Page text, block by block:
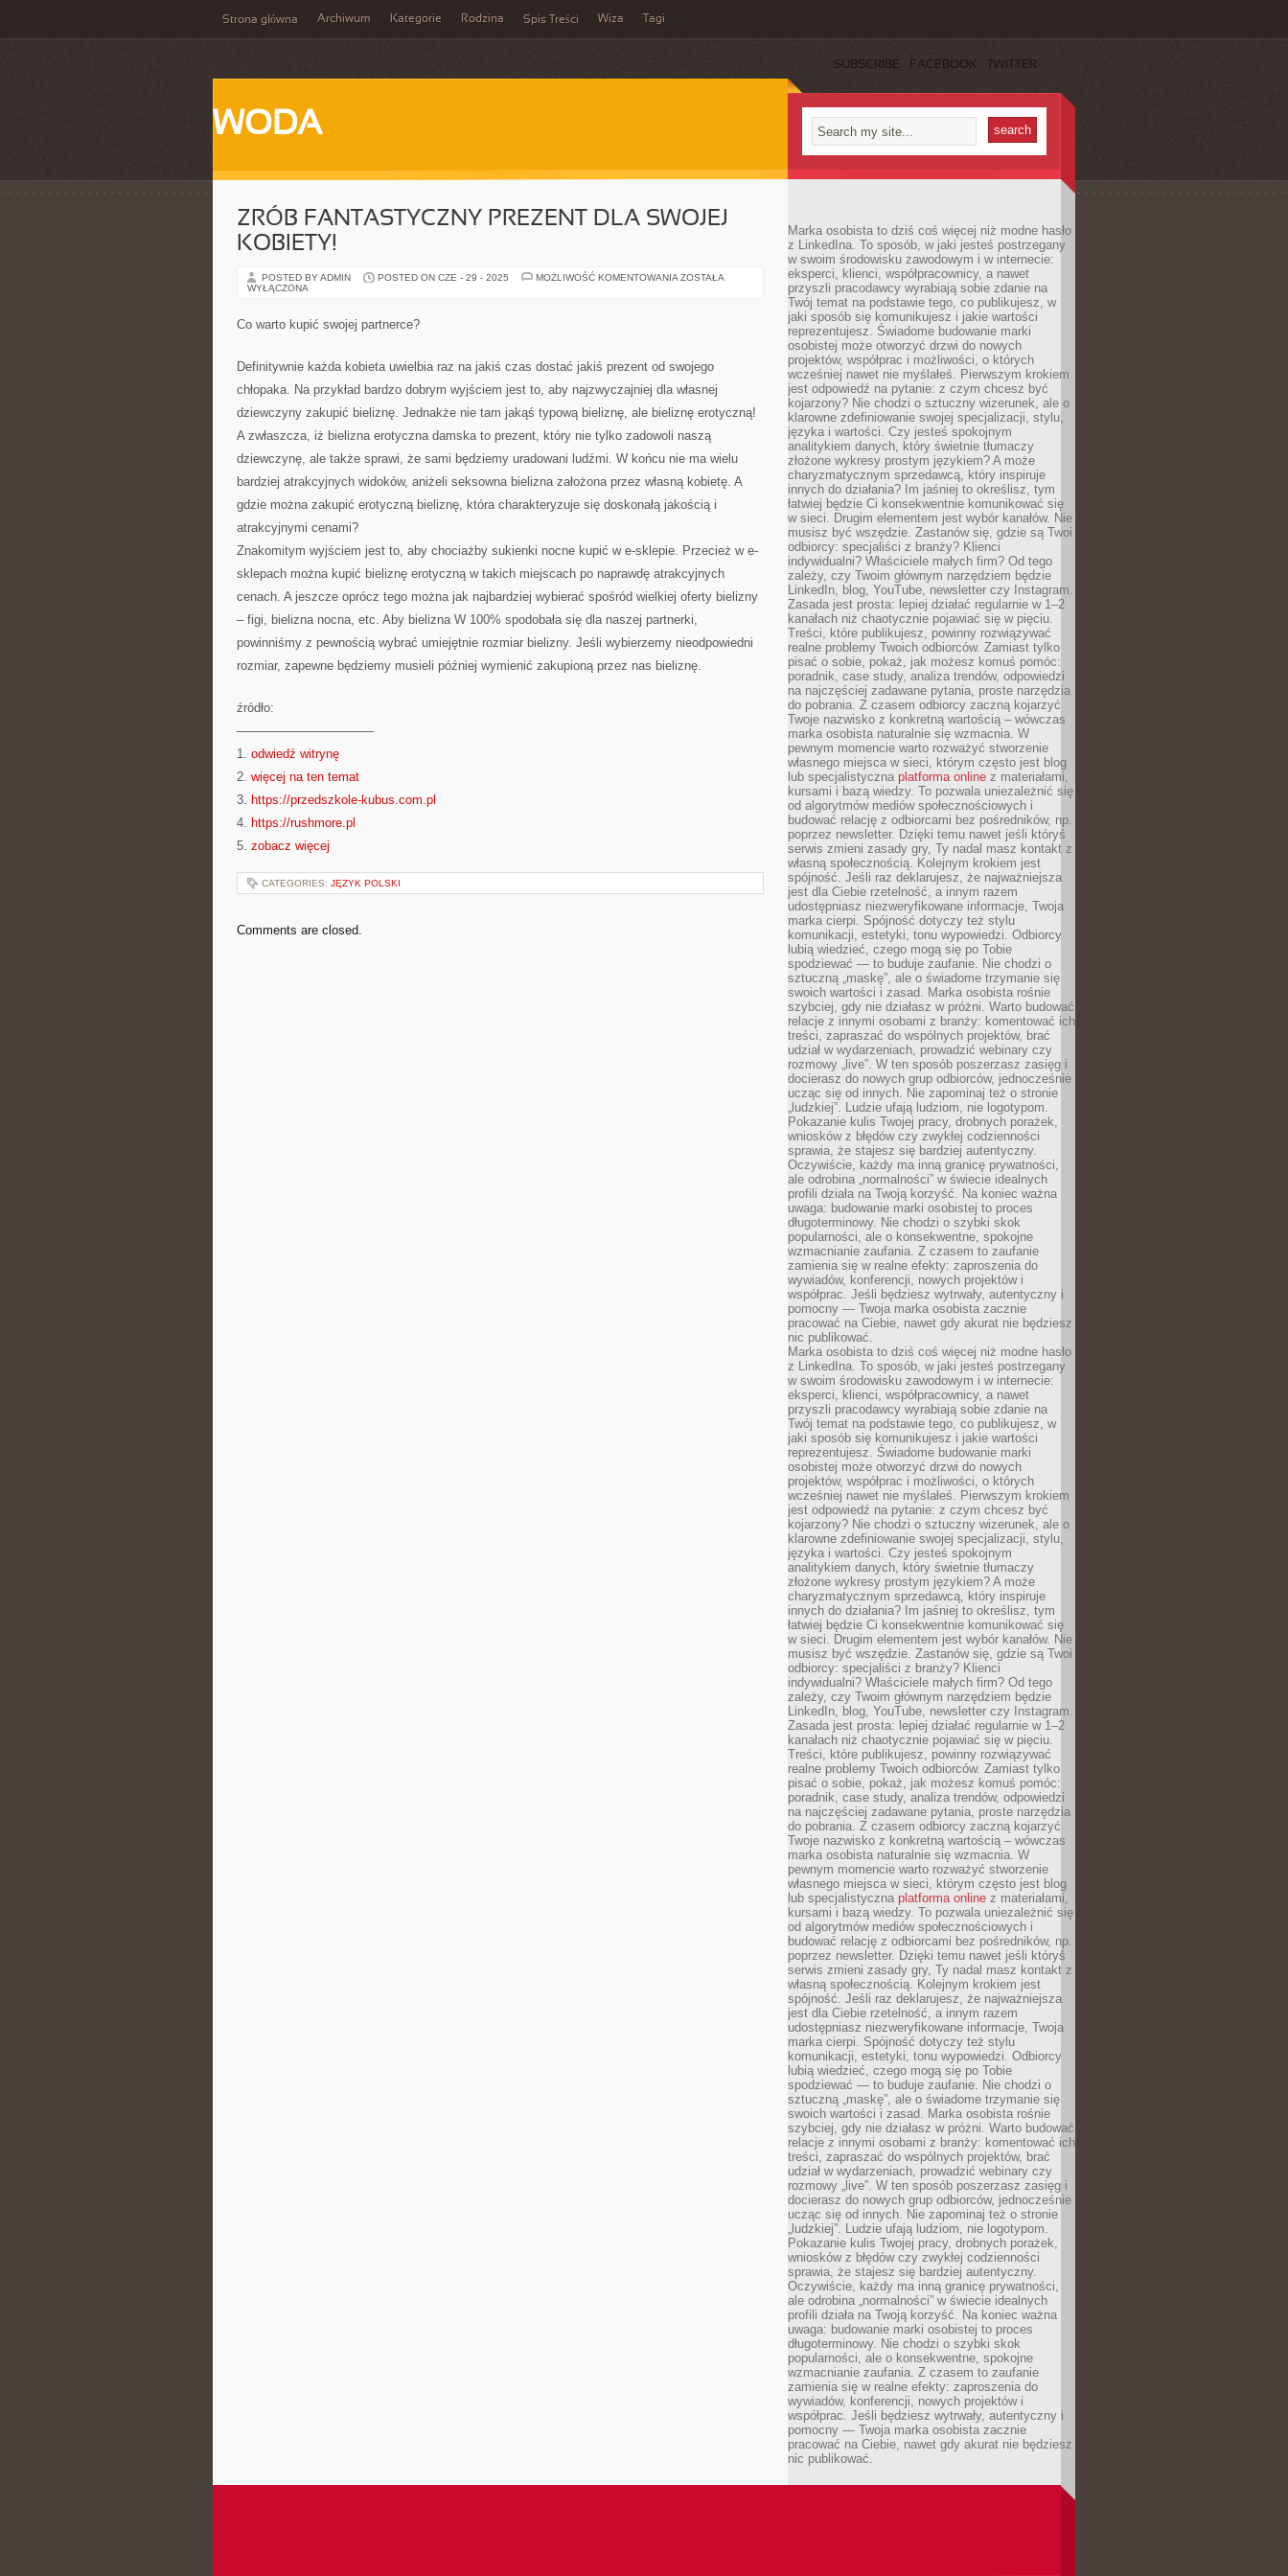
Strona główna Archiwum Kategorie Rodzina Spis Treści Wiza Tagi
SUBSCRIBE FACEBOOK TWITTER
WODA
ZRÓB FANTASTYCZNY PREZENT DLA SWOJEJ
KOBIETY!
POSTED BY ADMIN POSTED ON CZE - 29 - 2025 MOŻLIWOŚĆ KOMENTOWANIA ZRÓB
ZOSTAŁA
WYŁĄCZONA
Co warto kupić swojej partnerce?
Definitywnie każda kobieta uwielbia raz na jakiś czas dostać jakiś prezent od swojego
chłopaka. Na przykład bardzo dobrym wyjściem jest to, aby najzwyczajniej dla własnej
dziewczyny zakupić bieliznę. Jednakże nie tam jakąś typową bieliznę, ale bieliznę erotyczną!
A zwłaszcza, iż bielizna erotyczna damska to prezent, który nie tylko zadowoli naszą
dziewczynę, ale także sprawi, że sami będziemy uradowani ludźmi. W końcu nie ma wielu
bardziej atrakcyjnych widoków, aniżeli seksowna bielizna założona przez własną kobietę. A
gdzie można zakupić erotyczną bieliznę, która charakteryzuje się doskonałą jakością i
atrakcyjnymi cenami?
Znakomitym wyjściem jest to, aby chociażby sukienki nocne kupić w e-sklepie. Przecież w e-
sklepach można kupić bieliznę erotyczną w takich miejscach po naprawdę atrakcyjnych
cenach. A jeszcze oprócz tego można jak najbardziej wybierać spośród wielkiej oferty bielizny
– figi, bielizna nocna, etc. Aby bielizna W 100% spodobała się dla naszej partnerki,
powinniśmy z pewnością wybrać umiejętnie rozmiar bielizny. Jeśli wybierzemy nieodpowiedni
rozmiar, zapewne będziemy musieli później wymienić zakupioną przez nas bieliznę.
źródło:
———————————
1. odwiedź witrynę
2. więcej na ten temat
3. https://przedszkole-kubus.com.pl
4. https://rushmore.pl
5. zobacz więcej
CATEGORIES: JĘZYK POLSKI
Comments are closed.
Marka osobista to dziś coś więcej niż modne hasło
z LinkedIna. To sposób, w jaki jesteś postrzegany
w swoim środowisku zawodowym i w internecie:
eksperci, klienci, współpracownicy, a nawet
przyszli pracodawcy wyrabiają sobie zdanie na
Twój temat na podstawie tego, co publikujesz, w
jaki sposób się komunikujesz i jakie wartości
reprezentujesz. Świadome budowanie marki
osobistej może otworzyć drzwi do nowych
projektów, współprac i możliwości, o których
wcześniej nawet nie myślałeś. Pierwszym krokiem
jest odpowiedź na pytanie: z czym chcesz być
kojarzony? Nie chodzi o sztuczny wizerunek, ale o
klarowne zdefiniowanie swojej specjalizacji, stylu,
języka i wartości. Czy jesteś spokojnym
analitykiem danych, który świetnie tłumaczy
złożone wykresy prostym językiem? A może
charyzmatycznym sprzedawcą, który inspiruje
innych do działania? Im jaśniej to określisz, tym
łatwiej będzie Ci konsekwentnie komunikować się
w sieci. Drugim elementem jest wybór kanałów. Nie
musisz być wszędzie. Zastanów się, gdzie są Twoi
odbiorcy: specjaliści z branży? Klienci
indywidualni? Właściciele małych firm? Od tego
zależy, czy Twoim głównym narzędziem będzie
LinkedIn, blog, YouTube, newsletter czy Instagram.
Zasada jest prosta: lepiej działać regularnie w 1–2
kanałach niż chaotycznie pojawiać się w pięciu.
Treści, które publikujesz, powinny rozwiązywać
realne problemy Twoich odbiorców. Zamiast tylko
pisać o sobie, pokaż, jak możesz komuś pomóc:
poradnik, case study, analiza trendów, odpowiedzi
na najczęściej zadawane pytania, proste narzędzia
do pobrania. Z czasem odbiorcy zaczną kojarzyć
Twoje nazwisko z konkretną wartością – wówczas
marka osobista naturalnie się wzmacnia. W
pewnym momencie warto rozważyć stworzenie
własnego miejsca w sieci, którym często jest blog
lub specjalistyczna platforma online z materiałami,
kursami i bazą wiedzy. To pozwala uniezależnić się
od algorytmów mediów społecznościowych i
budować relację z odbiorcami bez pośredników, np.
poprzez newsletter. Dzięki temu nawet jeśli któryś
serwis zmieni zasady gry, Ty nadal masz kontakt z
własną społecznością. Kolejnym krokiem jest
spójność. Jeśli raz deklarujesz, że najważniejsza
jest dla Ciebie rzetelność, a innym razem
udostępniasz niezweryfikowane informacje, Twoja
marka cierpi. Spójność dotyczy też stylu
komunikacji, estetyki, tonu wypowiedzi. Odbiorcy
lubią wiedzieć, czego mogą się po Tobie
spodziewać — to buduje zaufanie. Nie chodzi o
sztuczną „maskę”, ale o świadome trzymanie się
swoich wartości i zasad. Marka osobista rośnie
szybciej, gdy nie działasz w próżni. Warto budować
relacje z innymi osobami z branży: komentować ich
treści, zapraszać do wspólnych projektów, brać
udział w wydarzeniach, prowadzić webinary czy
rozmowy „live”. W ten sposób poszerzasz zasięg i
docierasz do nowych grup odbiorców, jednocześnie
ucząc się od innych. Nie zapominaj też o stronie
„ludzkiej”. Ludzie ufają ludziom, nie logotypom.
Pokazanie kulis Twojej pracy, drobnych porażek,
wniosków z błędów czy zwykłej codzienności
sprawia, że stajesz się bardziej autentyczny.
Oczywiście, każdy ma inną granicę prywatności,
ale odrobina „normalności” w świecie idealnych
profili działa na Twoją korzyść. Na koniec ważna
uwaga: budowanie marki osobistej to proces
długoterminowy. Nie chodzi o szybki skok
popularności, ale o konsekwentne, spokojne
wzmacnianie zaufania. Z czasem to zaufanie
zamienia się w realne efekty: zaproszenia do
wywiadów, konferencji, nowych projektów i
współprac. Jeśli będziesz wytrwały, autentyczny i
pomocny — Twoja marka osobista zacznie
pracować na Ciebie, nawet gdy akurat nie będziesz
nic publikować.
Marka osobista to dziś coś więcej niż modne hasło
z LinkedIna. To sposób, w jaki jesteś postrzegany
w swoim środowisku zawodowym i w internecie:
eksperci, klienci, współpracownicy, a nawet
przyszli pracodawcy wyrabiają sobie zdanie na
Twój temat na podstawie tego, co publikujesz, w
jaki sposób się komunikujesz i jakie wartości
reprezentujesz. Świadome budowanie marki
osobistej może otworzyć drzwi do nowych
projektów, współprac i możliwości, o których
wcześniej nawet nie myślałeś. Pierwszym krokiem
jest odpowiedź na pytanie: z czym chcesz być
kojarzony? Nie chodzi o sztuczny wizerunek, ale o
klarowne zdefiniowanie swojej specjalizacji, stylu,
języka i wartości. Czy jesteś spokojnym
analitykiem danych, który świetnie tłumaczy
złożone wykresy prostym językiem? A może
charyzmatycznym sprzedawcą, który inspiruje
innych do działania? Im jaśniej to określisz, tym
łatwiej będzie Ci konsekwentnie komunikować się
w sieci. Drugim elementem jest wybór kanałów. Nie
musisz być wszędzie. Zastanów się, gdzie są Twoi
odbiorcy: specjaliści z branży? Klienci
indywidualni? Właściciele małych firm? Od tego
zależy, czy Twoim głównym narzędziem będzie
LinkedIn, blog, YouTube, newsletter czy Instagram.
Zasada jest prosta: lepiej działać regularnie w 1–2
kanałach niż chaotycznie pojawiać się w pięciu.
Treści, które publikujesz, powinny rozwiązywać
realne problemy Twoich odbiorców. Zamiast tylko
pisać o sobie, pokaż, jak możesz komuś pomóc:
poradnik, case study, analiza trendów, odpowiedzi
na najczęściej zadawane pytania, proste narzędzia
do pobrania. Z czasem odbiorcy zaczną kojarzyć
Twoje nazwisko z konkretną wartością – wówczas
marka osobista naturalnie się wzmacnia. W
pewnym momencie warto rozważyć stworzenie
własnego miejsca w sieci, którym często jest blog
lub specjalistyczna platforma online z materiałami,
kursami i bazą wiedzy. To pozwala uniezależnić się
od algorytmów mediów społecznościowych i
budować relację z odbiorcami bez pośredników, np.
poprzez newsletter. Dzięki temu nawet jeśli któryś
serwis zmieni zasady gry, Ty nadal masz kontakt z
własną społecznością. Kolejnym krokiem jest
spójność. Jeśli raz deklarujesz, że najważniejsza
jest dla Ciebie rzetelność, a innym razem
udostępniasz niezweryfikowane informacje, Twoja
marka cierpi. Spójność dotyczy też stylu
komunikacji, estetyki, tonu wypowiedzi. Odbiorcy
lubią wiedzieć, czego mogą się po Tobie
spodziewać — to buduje zaufanie. Nie chodzi o
sztuczną „maskę”, ale o świadome trzymanie się
swoich wartości i zasad. Marka osobista rośnie
szybciej, gdy nie działasz w próżni. Warto budować
relacje z innymi osobami z branży: komentować ich
treści, zapraszać do wspólnych projektów, brać
udział w wydarzeniach, prowadzić webinary czy
rozmowy „live”. W ten sposób poszerzasz zasięg i
docierasz do nowych grup odbiorców, jednocześnie
ucząc się od innych. Nie zapominaj też o stronie
„ludzkiej”. Ludzie ufają ludziom, nie logotypom.
Pokazanie kulis Twojej pracy, drobnych porażek,
wniosków z błędów czy zwykłej codzienności
sprawia, że stajesz się bardziej autentyczny.
Oczywiście, każdy ma inną granicę prywatności,
ale odrobina „normalności” w świecie idealnych
profili działa na Twoją korzyść. Na koniec ważna
uwaga: budowanie marki osobistej to proces
długoterminowy. Nie chodzi o szybki skok
popularności, ale o konsekwentne, spokojne
wzmacnianie zaufania. Z czasem to zaufanie
zamienia się w realne efekty: zaproszenia do
wywiadów, konferencji, nowych projektów i
współprac. Jeśli będziesz wytrwały, autentyczny i
pomocny — Twoja marka osobista zacznie
pracować na Ciebie, nawet gdy akurat nie będziesz
nic publikować.